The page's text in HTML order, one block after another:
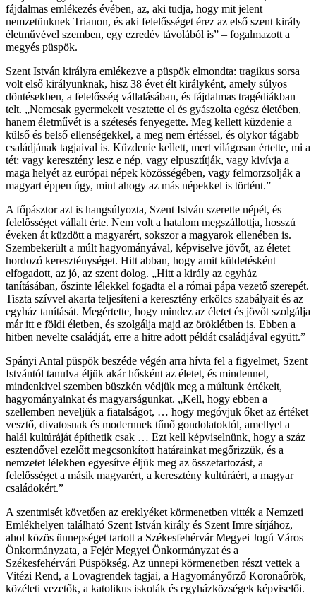
fájdalmas emlékezés évében, az, aki tudja, hogy mit jelent
nemzetünknek Trianon, és aki felelősséget érez az első szent király
életművével szemben, egy ezredév távolából is” – fogalmazott a
megyés püspök.
Szent István királyra emlékezve a püspök elmondta: tragikus sorsa
volt első királyunknak, hisz 38 évet élt királyként, amely súlyos
döntésekben, a felelősség vállalásában, és fájdalmas tragédiákban
telt. „Nemcsak gyermekeit vesztette el és gyászolta egész életében,
hanem életművét is a szétesés fenyegette. Meg kellett küzdenie a
külső és belső ellenségekkel, a meg nem értéssel, és olykor tágabb
családjának tagjaival is. Küzdenie kellett, mert világosan értette, mi a
tét: vagy keresztény lesz e nép, vagy elpusztítják, vagy kivívja a
maga helyét az európai népek közösségében, vagy felmorzsolják a
magyart éppen úgy, mint ahogy az más népekkel is történt.”
A főpásztor azt is hangsúlyozta, Szent István szerette népét, és
felelősséget vállalt érte. Nem volt a hatalom megszállottja, hosszú
éveken át küzdött a magyarért, sokszor a magyarok ellenében is.
Szembekerült a múlt hagyományával, képviselve jövőt, az életet
hordozó kereszténységet. Hitt abban, hogy amit küldetésként
elfogadott, az jó, az szent dolog. „Hitt a király az egyház
tanításában, őszinte lélekkel fogadta el a római pápa vezető szerepét.
Tiszta szívvel akarta teljesíteni a keresztény erkölcs szabályait és az
egyház tanítását. Megértette, hogy mindez az életet és jövőt szolgálja
már itt e földi életben, és szolgálja majd az öröklétben is. Ebben a
hitben nevelte családját, erre a hitre adott példát családjával együtt.”
Spányi Antal püspök beszéde végén arra hívta fel a figyelmet, Szent
Istvántól tanulva éljük akár hősként az életet, és mindennel,
mindenkivel szemben büszkén védjük meg a múltunk értékeit,
hagyományainkat és magyarságunkat. „Kell, hogy ebben a
szellemben neveljük a fiatalságot, … hogy megóvjuk őket az értéket
vesztő, divatosnak és modernnek tűnő gondolatoktól, amellyel a
halál kultúráját építhetik csak … Ezt kell képviselnünk, hogy a száz
esztendővel ezelőtt megcsonkított határainkat megőrizzük, és a
nemzetet lélekben egyesítve éljük meg az összetartozást, a
felelősséget a másik magyarért, a keresztény kultúráért, a magyar
családokért.”
A szentmisét követően az ereklyéket körmenetben vitték a Nemzeti
Emlékhelyen található Szent István király és Szent Imre sírjához,
ahol közös ünnepséget tartott a Székesfehérvár Megyei Jogú Város
Önkormányzata, a Fejér Megyei Önkormányzat és a
Székesfehérvári Püspökség. Az ünnepi körmenetben részt vettek a
Vitézi Rend, a Lovagrendek tagjai, a Hagyományőrző Koronaőrök,
közéleti vezetők, a katolikus iskolák és egyházközségek képviselői.